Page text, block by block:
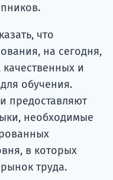
что
на сегодня,
и
обучения.
предоставляют
необходимые
в которых
труда.